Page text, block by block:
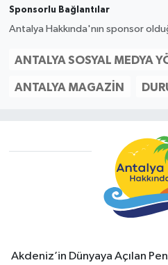
Sponsorlu Bağlantılar
Antalya Hakkında'nın sponsor
ANTALYA SOSYAL MEDYA
ANTALYA MAGAZIN
Akdeniz’in Dünyaya Açılan